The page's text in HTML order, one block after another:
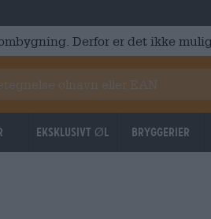
Derfor er det ikke
Eksklusivt Øl Bryggerier